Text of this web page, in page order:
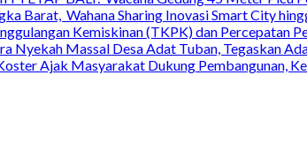
Barat, Wahana Sharing Inovasi Smart City
Kemiskinan (TKPK) dan Percepatan
Nyekah Massal Desa Adat Tuban, Tegaskan
Ajak Masyarakat Dukung Pembangunan,